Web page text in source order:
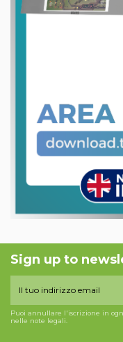
Sign up to
Puoi annullare l'iscrizione in
nelle note legali.